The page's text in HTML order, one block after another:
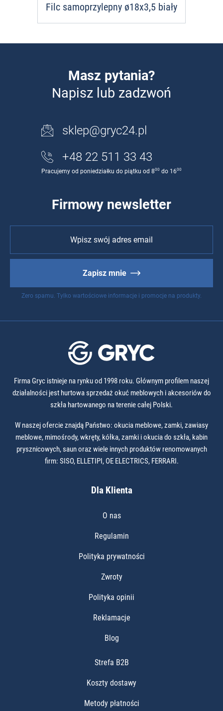
Filc samoprzylepny ø18x3,5 biały
Masz pytania?
Napisz lub zadzwoń
sklep@gryc24.pl
+48 22 511 33 43
Pracujemy od poniedziałku do piątku od 800 do 1600
Firmowy newsletter
Zapisz mnie
Zero spamu. Tylko wartościowe informacje i promocje na produkty.
Firma Gryc istnieje na rynku od 1998 roku. Głównym profilem naszej
działalności jest hurtowa sprzedaż okuć meblowych i akcesoriów do
szkła hartowanego na terenie całej Polski.
W naszej ofercie znajdą Państwo: okucia meblowe, zamki, zawiasy
meblowe, mimośrody, wkręty, kółka, zamki i okucia do szkła, kabin
prysznicowych, saun oraz wiele innych produktów renomowanych
firm: SISO, ELLETIPI, OE ELECTRICS, FERRARI.
Dla Klienta
O nas
Regulamin
Polityka prywatności
Zwroty
Polityka opinii
Reklamacje
Blog
Strefa B2B
Koszty dostawy
Metody płatności